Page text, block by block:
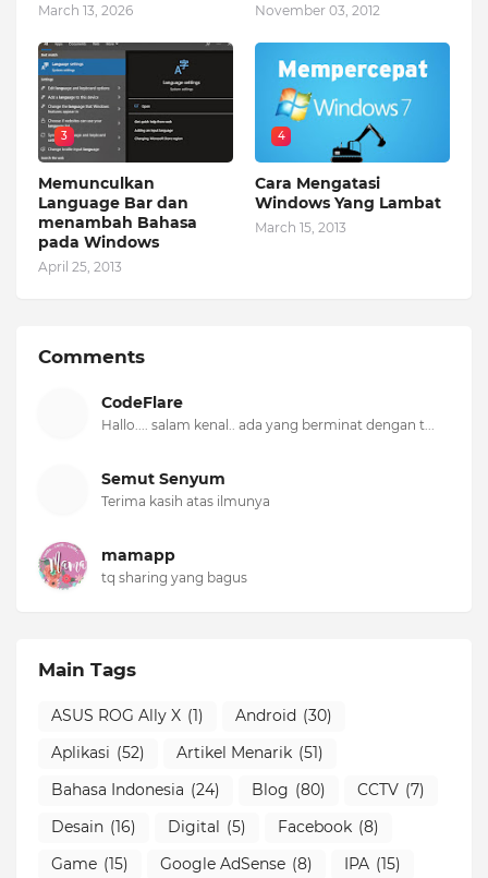
March 13, 2026 November 03, 2012
3
Memunculkan
Language Bar dan
menambah Bahasa
pada Windows
April 25, 2013
4
Cara Mengatasi
Windows Yang Lambat
March 15, 2013
Comments
CodeFlare
Hallo.... salam kenal.. ada yang berminat dengan t...
Semut Senyum
Terima kasih atas ilmunya
mamapp
tq sharing yang bagus
Main Tags
ASUS ROG Ally X (1) Android (30)
Aplikasi (52) Artikel Menarik (51)
Bahasa Indonesia (24) Blog (80) CCTV (7)
Desain (16) Digital (5) Facebook (8)
Game (15) Google AdSense (8) IPA (15)